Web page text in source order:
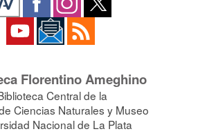
Florentino Ameghino
Central de la
Ciencias Naturales y Museo
Nacional de La Plata